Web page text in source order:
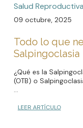
Salud Reproductiva
09 octubre, 2025
Todo lo que
Salpingoclasia
¿Qué es la
(OTB) o
...
LEER ARTÍCULO